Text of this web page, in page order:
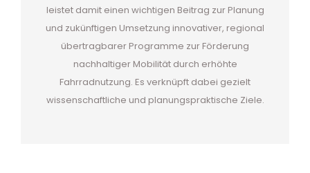
leistet damit einen wichtigen Beitrag zur Planung
und zukünftigen Umsetzung innovativer, regional
übertragbarer Programme zur Förderung
nachhaltiger Mobilität durch erhöhte
Fahrradnutzung. Es verknüpft dabei gezielt
wissenschaftliche und planungspraktische Ziele.